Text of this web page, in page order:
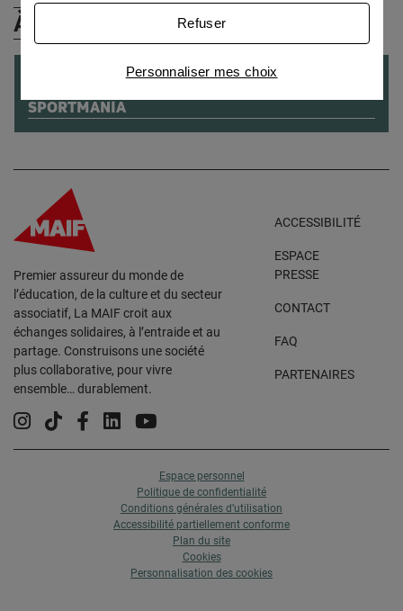
À (Re)Découvrir
SPORTMANIA
au13/07/2017
Premier assureur du monde de
l’éducation, de la culture et du secteur
associatif, La MAIF croit aux
échanges solidaires, à l’entraide et au
partage. Construisons une société
plus collaborative, pour vivre
ensemble… durablement.
ACCESSIBILITÉ
ESPACE
PRESSE
CONTACT
FAQ
PARTENAIRES
Instagram
TiktokFacebook
LinkedinYouTube
Espace personnel
Politique de confidentialité
Conditions générales d’utilisation
Accessibilité partiellement conforme
Plan du site
Cookies
Personnalisation des cookies
publicités personnalisées
Personnaliser mes choix
Refuser